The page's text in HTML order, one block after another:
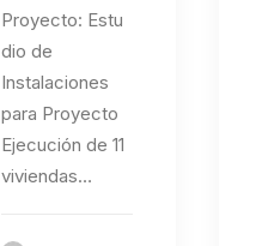
Proyecto: Estu
dio de
Instalaciones
para Proyecto
Ejecución de 11
viviendas…